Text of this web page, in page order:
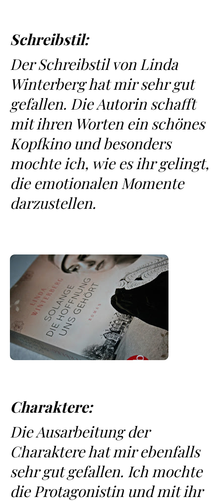
Schreibstil:
Der Schreibstil von Linda
Winterberg hat mir sehr gut
gefallen. Die Autorin schafft
mit ihren Worten ein schönes
Kopfkino und besonders
mochte ich, wie es ihr gelingt,
die emotionalen Momente
darzustellen.
Charaktere:
Die Ausarbeitung der
Charaktere hat mir ebenfalls
sehr gut gefallen. Ich mochte
die Protagonistin und mit ihr